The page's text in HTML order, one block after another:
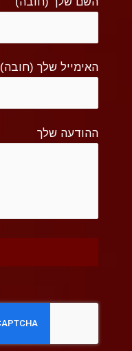
האימייל שלך (חובה)
ההודעה שלך